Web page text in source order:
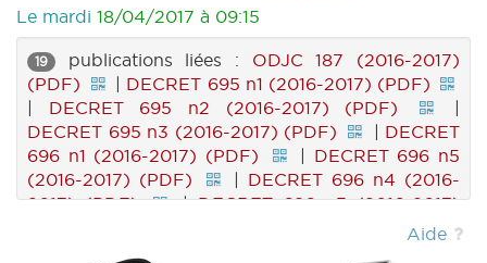
Le mardi 18/04/2017 à 09:15
19 publications liées : ODJC 187 (2016-2017)
(PDF)
| DECRET 695 n1 (2016-2017) (PDF)
| DECRET 695 n2 (2016-2017) (PDF)
|
DECRET 695 n3 (2016-2017) (PDF)
| DECRET
696 n1 (2016-2017) (PDF)
| DECRET 696 n5
(2016-2017) (PDF)
| DECRET 696 n4 (2016-
2017) (PDF)
|DECRET 696 n3 (2016-2017)
DECRET 696 n2 (2016-2017) (PDF)
Aide